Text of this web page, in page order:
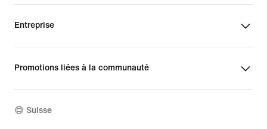
Entreprise
Promotions liées à la communauté
Suisse